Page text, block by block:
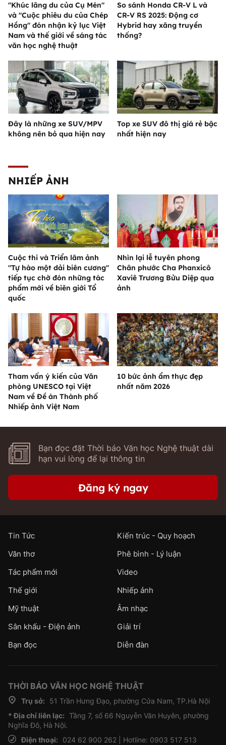
"Khúc lãng du của Cụ Mén"
và "Cuộc phiêu du của Chép
Hồng" đón nhận kỷ lục Việt
Nam và thế giới về sáng tác
văn học nghệ thuật
So sánh Honda CR-V L và
CR-V RS 2025: Động cơ
Hybrid hay xăng truyền
thống?
Đây là những xe SUV/MPV
không nên bỏ qua hiện nay
Top xe SUV đô thị giá rẻ bậc
nhất hiện nay
NHIẾP ẢNH
Cuộc thi và Triển lãm ảnh
"Tự hào một dải biên cương"
tiếp tục chờ đón những tác
phẩm mới về biên giới Tổ
quốc
Nhìn lại lễ tuyên phong
Chân phước Cha Phanxicô
Xaviê Trương Bửu Diệp qua
ảnh
Tham vấn ý kiến của Văn
phòng UNESCO tại Việt
Nam về Đề án Thành phố
Nhiếp ảnh Việt Nam
10 bức ảnh ẩm thực đẹp
nhất năm 2026
Bạn đọc đặt Thời báo Văn học Nghệ thuật dài
hạn vui lòng để lại thông tin
Đăng ký ngay
Tin Tức
Kiến trúc - Quy hoạch
Văn thơ
Phê bình - Lý luận
Tác phẩm mới
Video
Thế giới
Nhiếp ảnh
Mỹ thuật
Âm nhạc
Sân khấu - Điện ảnh
Giải trí
Bạn đọc
Diễn đàn
THỜI BÁO VĂN HỌC NGHỆ THUẬT
Trụ sở:
51 Trần Hưng Đạo, phường Cửa Nam, TP.Hà Nội
* Địa chỉ liên lạc: Tầng 7, số 66 Nguyễn Văn Huyên, phường
Nghĩa Đô, Hà Nội.
Điện thoại:
024 62 900 262 | Hotline: 0903 517 513